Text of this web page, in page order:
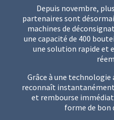
Depuis novembre,
partenaires sont
machines de
une capacité de 400
une solution rapide et
Grâce à une technologie
reconnaît
et rembourse
forme de bon